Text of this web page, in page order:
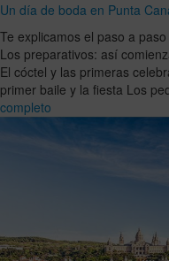
Un día de boda en Punta
Te explicamos el paso a
Los preparativos: así
El cóctel y las primeras
primer baile y la fiesta Los
completo